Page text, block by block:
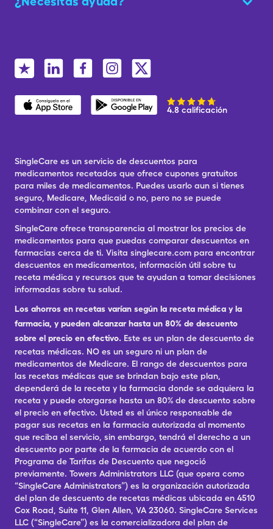
4.8 calificación
SingleCare es un servicio de descuentos para
medicamentos recetados que ofrece cupones gratuitos
para miles de medicamentos. Puedes usarlo aun si tienes
seguro, Medicare, Medicaid o no, pero no se puede
combinar con el seguro.
SingleCare ofrece transparencia al mostrar los precios de
medicamentos para que puedas comparar descuentos en
farmacias cerca de ti. Visita singlecare.com para encontrar
descuentos en medicamentos, información útil sobre tu
receta médica y recursos que te ayudan a tomar decisiones
informadas sobre tu salud.
Los ahorros en recetas varían según la receta médica y la
farmacia, y pueden alcanzar hasta un 80% de descuento
sobre el precio en efectivo. Este es un plan de descuento de
recetas médicas. NO es un seguro ni un plan de
medicamentos de Medicare. El rango de descuentos para
las recetas médicas que se brindan bajo este plan,
dependerá de la receta y la farmacia donde se adquiera la
receta y puede otorgarse hasta un 80% de descuento sobre
el precio en efectivo. Usted es el único responsable de
pagar sus recetas en la farmacia autorizada al momento
que reciba el servicio, sin embargo, tendrá el derecho a un
descuento por parte de la farmacia de acuerdo con el
Programa de Tarifas de Descuento que negoció
previamente. Towers Administrators LLC (que opera como
“SingleCare Administrators”) es la organización autorizada
del plan de descuento de recetas médicas ubicada en 4510
Cox Road, Suite 11, Glen Allen, VA 23060. SingleCare Services
LLC (“SingleCare”) es la comercializadora del plan de